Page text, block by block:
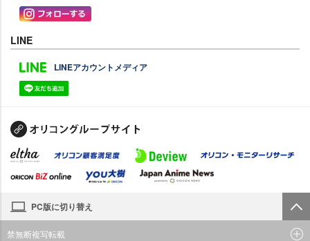
LINE
LINEアカウントメディア
PC版に切り替え
禁無断複写転載